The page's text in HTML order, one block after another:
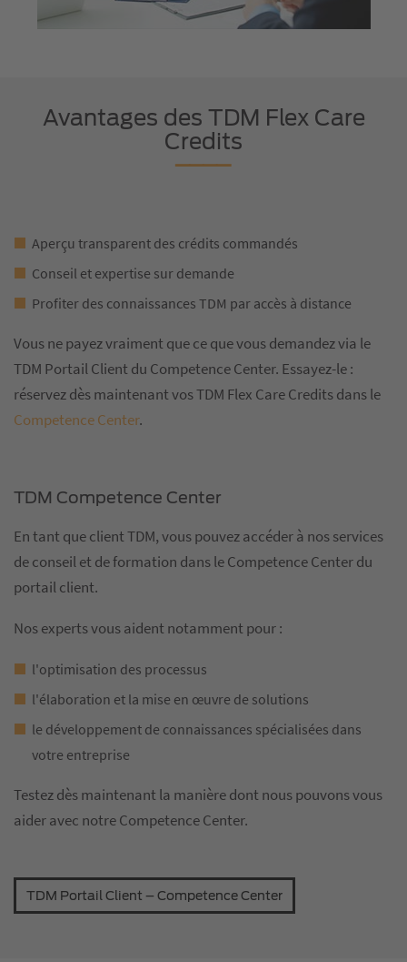
Avantages des TDM Flex Care
Credits
Aperçu transparent des crédits commandés
Conseil et expertise sur demande
Profiter des connaissances TDM par accès à distance
Vous ne payez vraiment que ce que vous demandez via le
TDM Portail Client du Competence Center. Essayez-le :
réservez dès maintenant vos TDM Flex Care Credits dans le
Competence Center.
TDM Competence Center
En tant que client TDM, vous pouvez accéder à nos services
de conseil et de formation dans le Competence Center du
portail client.
Nos experts vous aident notamment pour :
l'optimisation des processus
l'élaboration et la mise en œuvre de solutions
le développement de connaissances spécialisées dans
votre entreprise
Testez dès maintenant la manière dont nous pouvons vous
aider avec notre Competence Center.
TDM Portail Client – Competence Center